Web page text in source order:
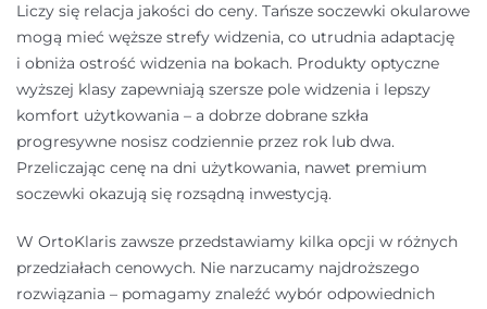
Liczy się relacja jakości do ceny. Tańsze soczewki okularowe
mogą mieć węższe strefy widzenia, co utrudnia adaptację
i obniża ostrość widzenia na bokach. Produkty optyczne
wyższej klasy zapewniają szersze pole widzenia i lepszy
komfort użytkowania – a dobrze dobrane szkła
progresywne nosisz codziennie przez rok lub dwa.
Przeliczając cenę na dni użytkowania, nawet premium
soczewki okazują się rozsądną inwestycją.
W OrtoKlaris zawsze przedstawiamy kilka opcji w różnych
przedziałach cenowych. Nie narzucamy najdroższego
rozwiązania – pomagamy znaleźć wybór odpowiednich